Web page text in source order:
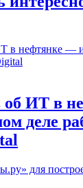
ИТ в
деле